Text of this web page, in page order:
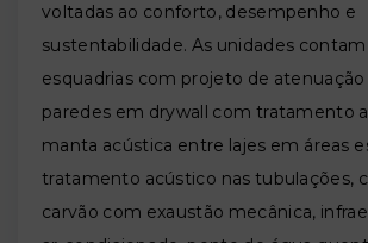
voltadas ao conforto, desempenho e
sustentabilidade. As unidades
esquadrias com projeto de atenuação
paredes em drywall com tratamento
manta acústica entre lajes em áreas
tratamento acústico nas tubulações,
carvão com exaustão mecânica,